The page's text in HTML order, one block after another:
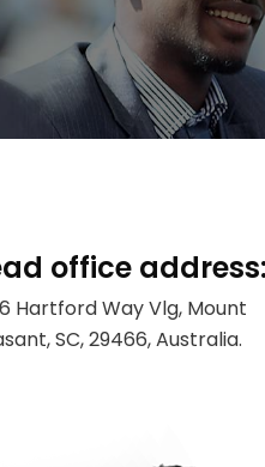
office address:
Hartford Way Vlg, Mount
SC, 29466, Australia.